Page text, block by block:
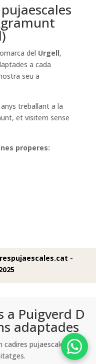
del Urgell,
a cada
seu a
treballant a la
et visitem sense
properes:
-
a Puigverd D
adaptades
cadires pujaescales